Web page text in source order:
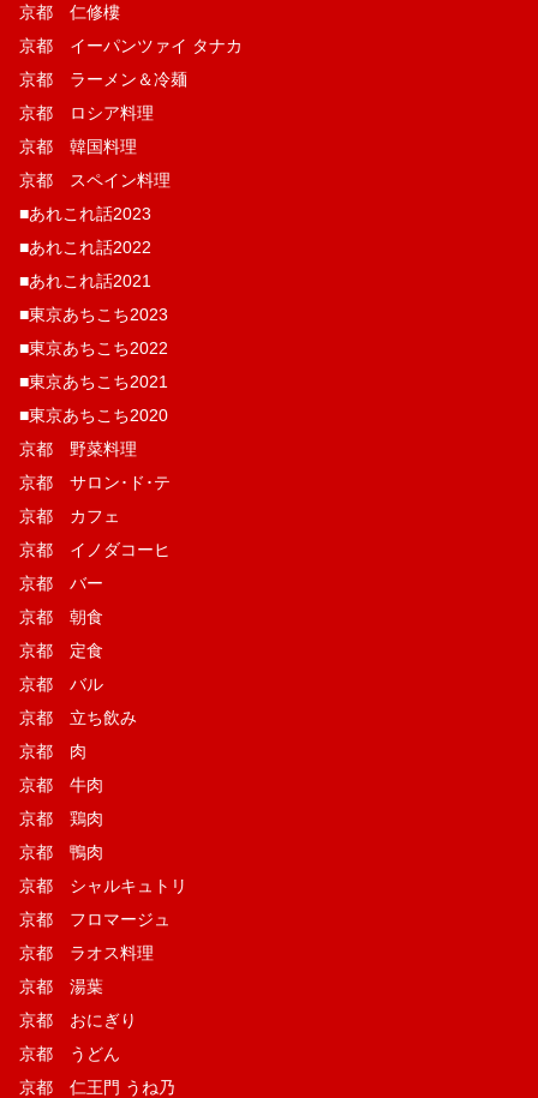
京都 仁修樓
京都 イーパンツァイ タナカ
京都 ラーメン＆冷麺
京都 ロシア料理
京都 韓国料理
京都 スペイン料理
■あれこれ話2023
■あれこれ話2022
■あれこれ話2021
■東京あちこち2023
■東京あちこち2022
■東京あちこち2021
■東京あちこち2020
京都 野菜料理
京都 サロン･ド･テ
京都 カフェ
京都 イノダコーヒ
京都 バー
京都 朝食
京都 定食
京都 バル
京都 立ち飲み
京都 肉
京都 牛肉
京都 鶏肉
京都 鴨肉
京都 シャルキュトリ
京都 フロマージュ
京都 ラオス料理
京都 湯葉
京都 おにぎり
京都 うどん
京都 仁王門 うね乃